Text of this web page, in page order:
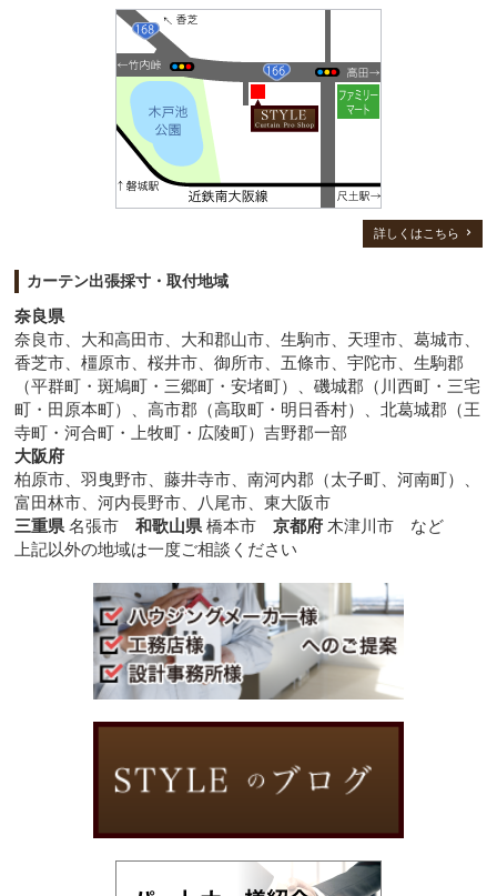
詳しくはこちら
カーテン出張採寸・取付地域
奈良県
奈良市、大和高田市、大和郡山市、生駒市、天理市、葛城市、
香芝市、橿原市、桜井市、御所市、五條市、宇陀市、生駒郡
（平群町・斑鳩町・三郷町・安堵町）、磯城郡（川西町・三宅
町・田原本町）、高市郡（高取町・明日香村）、北葛城郡（王
寺町・河合町・上牧町・広陵町）吉野郡一部
大阪府
柏原市、羽曳野市、藤井寺市、南河内郡（太子町、河南町）、
富田林市、河内長野市、八尾市、東大阪市
三重県 名張市和歌山県 橋本市京都府 木津川市 など
上記以外の地域は一度ご相談ください